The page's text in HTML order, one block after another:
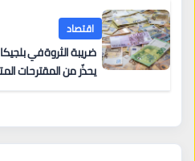
اقتصاد
يحذّر من المقترحات